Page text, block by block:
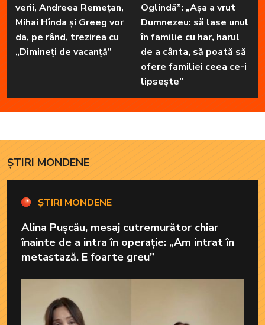
verii, Andreea Remețan,
Mihai Hînda și Greeg vor
da, pe rând, trezirea cu
„Dimineți de vacanță”
Oglindă”: „Așa a vrut
Dumnezeu: să lase unul
în familie cu har, harul
de a cânta, să poată să
ofere familiei ceea ce-i
lipsește”
ȘTIRI MONDENE
ȘTIRI MONDENE
Alina Pușcău, mesaj cutremurător chiar
înainte de a intra în operație: „Am intrat în
metastază. E foarte greu”